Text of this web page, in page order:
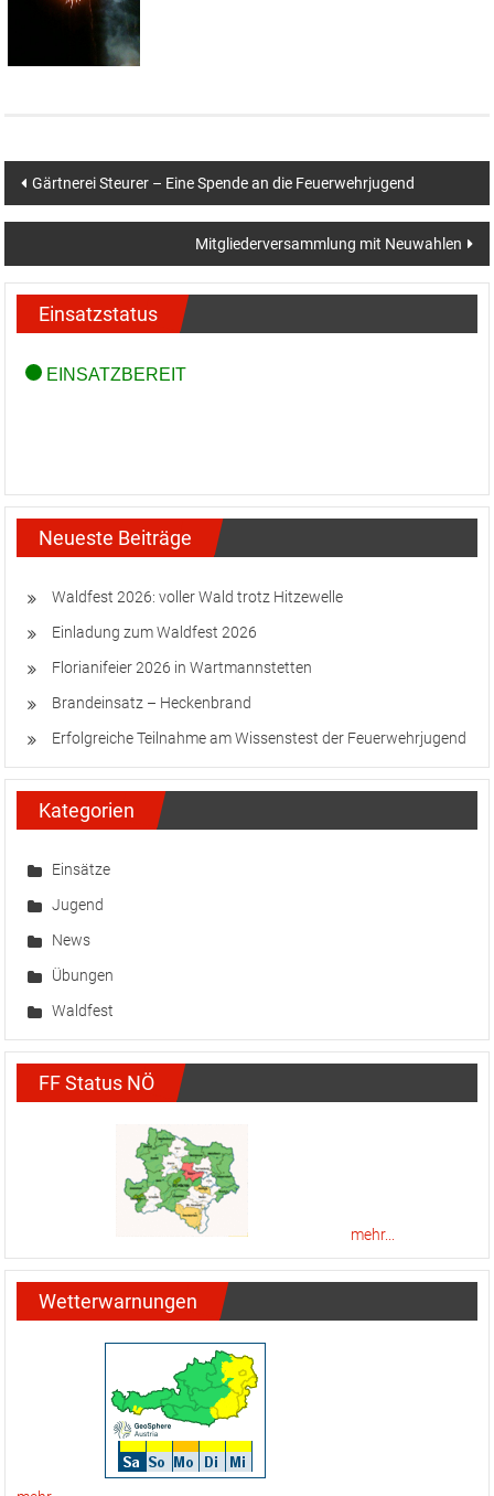
Beitragsnavigation
Gärtnerei Steurer – Eine Spende an die Feuerwehrjugend
Mitgliederversammlung mit Neuwahlen
Einsatzstatus
Neueste Beiträge
Waldfest 2026: voller Wald trotz Hitzewelle
Einladung zum Waldfest 2026
Florianifeier 2026 in Wartmannstetten
Brandeinsatz – Heckenbrand
Erfolgreiche Teilnahme am Wissenstest der Feuerwehrjugend
Kategorien
Einsätze
Jugend
News
Übungen
Waldfest
FF Status NÖ
mehr...
Wetterwarnungen